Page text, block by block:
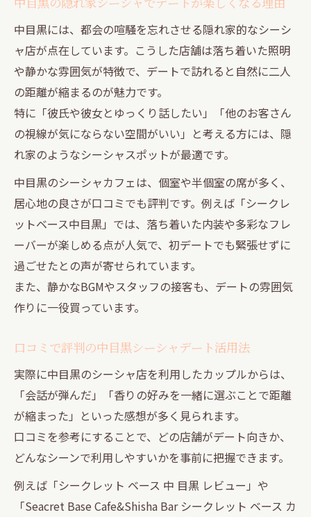
中目黒には、都会の喧騒を忘れさせる隠れ家的なシーシ
ャ店が点在しています。こうした店舗は落ち着いた照明
や静かな雰囲気が特徴で、デートで訪れると自然に二人
の距離が縮まるのが魅力です。
特に「彼氏や彼女とゆっくり話したい」「他のお客さん
の視線が気にならない空間がいい」と考える方には、隠
れ家のようなシーシャスポットが最適です。
中目黒のシーシャカフェは、個室や半個室の席が多く、
居心地の良さが口コミでも評判です。例えば「シークレ
ットベース中目黒」では、落ち着いた内装や多彩なフレ
ーバーが楽しめる点が人気で、初デートでも緊張せずに
過ごせたとの声が寄せられています。
また、静かなBGMやスタッフの接客も、デートの雰囲気
作りに一役買っています。
口コミで評判の中目黒シーシャデート活用法
実際に中目黒のシーシャ店を利用したカップルからは、
「会話が弾んだ」「香りの好みを一緒に選ぶことで距離
が縮まった」といった感想が多く見られます。
口コミを参考にすることで、どの店舗がデート向きか、
どんなシーンで利用しやすいかを事前に把握できます。
例えば「シークレット ベース 中 目黒 レビュー」や
「Seacret Base Cafe&Shisha Bar シークレット ベース カ